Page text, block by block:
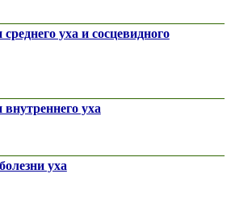
уха и сосцевидного
внутреннего уха
уха